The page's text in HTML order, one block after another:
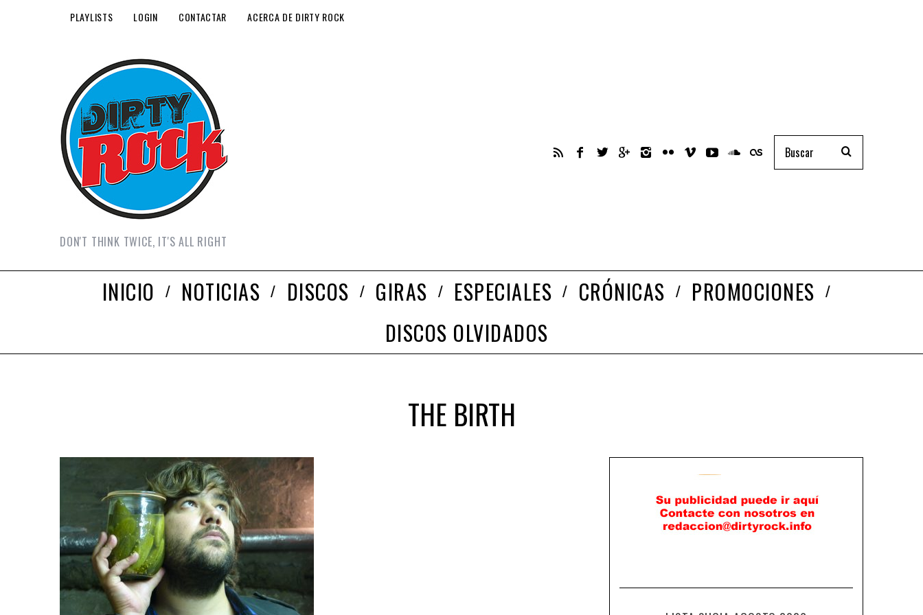
PLAYLISTS LOGIN CONTACTAR ACERCA DE DIRTY ROCK
DON'T THINK TWICE, IT'S ALL RIGHT
INICIO NOTICIAS DISCOS GIRAS ESPECIALES CRÓNICAS
PROMOCIONES
DISCOS OLVIDADOS
THE BIRTH